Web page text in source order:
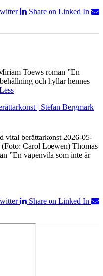
Share on Linked In
Toews roman ”En
och hyllar hennes
| Stefan Bergmark
vital berättarkonst 2026-05-
Carol Loewen) Thomas
”En vapenvila som inte är
Share on Linked In